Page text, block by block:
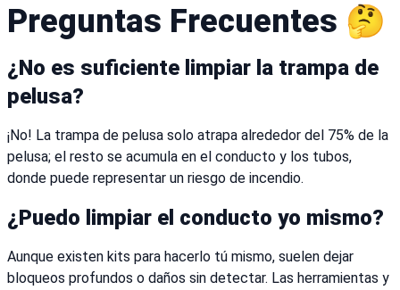
Preguntas Frecuentes 🤔
¿No es suficiente limpiar la trampa de
pelusa?
¡No! La trampa de pelusa solo atrapa alrededor del 75% de la
pelusa; el resto se acumula en el conducto y los tubos,
donde puede representar un riesgo de incendio.
¿Puedo limpiar el conducto yo mismo?
Aunque existen kits para hacerlo tú mismo, suelen dejar
bloqueos profundos o daños sin detectar. Las herramientas y